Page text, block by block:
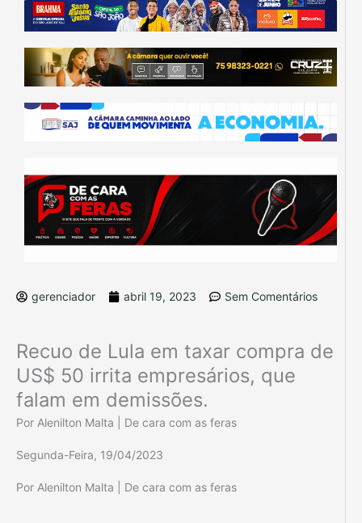
gerenciador abril 19, 2023 Sem Comentários
Recuo de Lula em taxar compra de
US$ 50 irrita empresários, que
falam em demissões.
Por Alenilton Malta | De cara com as feras
Segunda-Feira, 19/04/2023
Por Alenilton Malta | De cara com as feras